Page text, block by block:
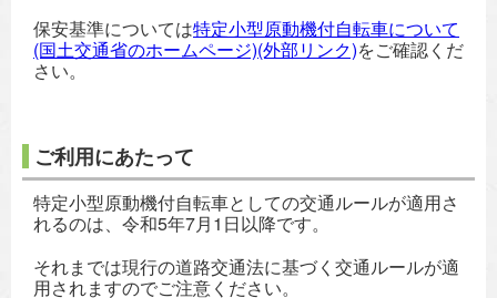
保安基準については特定小型原動機付自転車について
(国土交通省のホームページ)(外部リンク)をご確認くだ
さい。
ご利用にあたって
特定小型原動機付自転車としての交通ルールが適用さ
れるのは、令和5年7月1日以降です。
それまでは現行の道路交通法に基づく交通ルールが適
用されますのでご注意ください。